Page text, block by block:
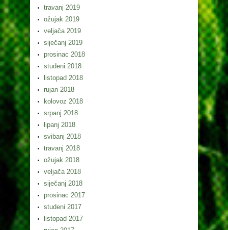
travanj 2019
ožujak 2019
veljača 2019
siječanj 2019
prosinac 2018
studeni 2018
listopad 2018
rujan 2018
kolovoz 2018
srpanj 2018
lipanj 2018
svibanj 2018
travanj 2018
ožujak 2018
veljača 2018
siječanj 2018
prosinac 2017
studeni 2017
listopad 2017